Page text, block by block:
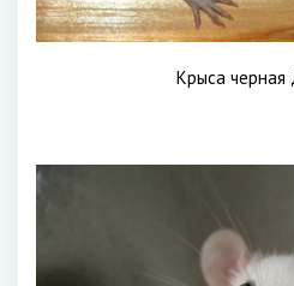
Крыса черная